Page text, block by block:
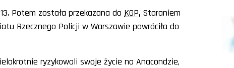
Potem została przekazana do KGP. Staraniem
Rzecznego Policji w Warszawie powróciła do
ryzykowali swoje życie na Anacondzie,